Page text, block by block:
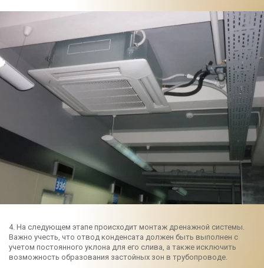
4. На следующем этапе происходит монтаж дренажной системы.
Важно учесть, что отвод конденсата должен быть выполнен с
учетом постоянного уклона для его слива, а также исключить
возможность образования застойных зон в трубопроводе.